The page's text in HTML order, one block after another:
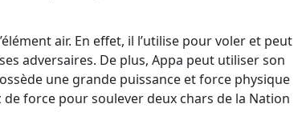
air. En effet, il l’utilise pour voler et peut
adversaires. De plus, Appa peut utiliser son
une grande puissance et force physique
de force pour soulever deux chars de la Nation